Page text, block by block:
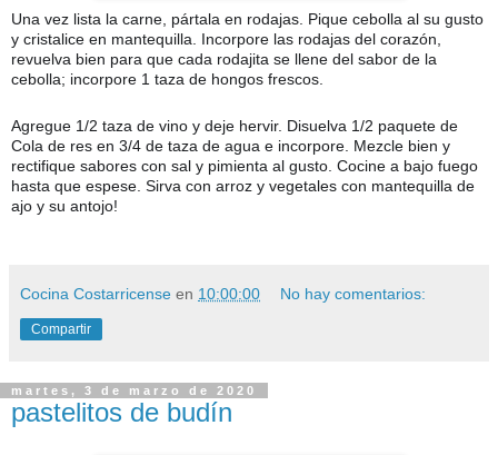
Una vez lista la carne, pártala en rodajas. Pique cebolla al su gusto
y cristalice en mantequilla. Incorpore las rodajas del corazón,
revuelva bien para que cada rodajita se llene del sabor de la
cebolla; incorpore 1 taza de hongos frescos.
Agregue 1/2 taza de vino y deje hervir. Disuelva 1/2 paquete de
Cola de res en 3/4 de taza de agua e incorpore. Mezcle bien y
rectifique sabores con sal y pimienta al gusto. Cocine a bajo fuego
hasta que espese. Sirva con arroz y vegetales con mantequilla de
ajo y su antojo!
Cocina Costarricense en 10:00:00 No hay comentarios:
Compartir
martes, 3 de marzo de 2020
pastelitos de budín